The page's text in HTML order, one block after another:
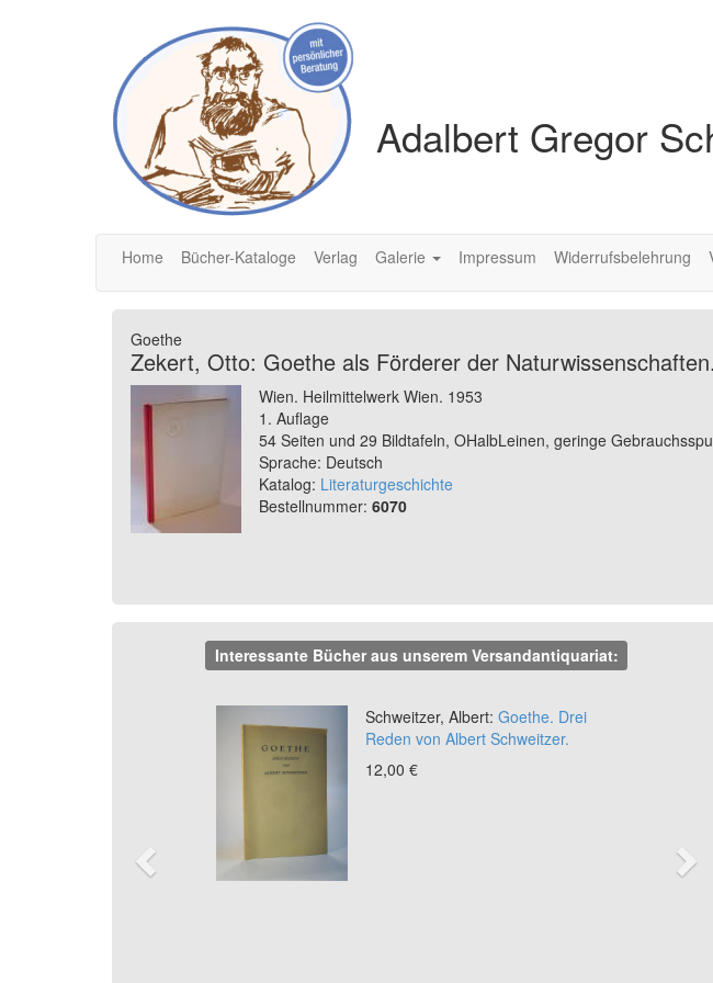
Adalbert Gregor
Home Bücher-Kataloge Verlag Galerie Impressum Widerrufsbelehrung
Goethe
Zekert, Otto: Goethe als Förderer der
Wien. Heilmittelwerk Wien. 1953
1. Auflage
54 Seiten und 29 Bildtafeln, OHalbLeinen, geringe
Sprache: Deutsch
Katalog: Literaturgeschichte
Bestellnummer: 6070
Interessante Bücher aus unserem Versandantiquariat:
Schweitzer, Albert: Goethe. Drei
Reden von Albert Schweitzer.
12,00 €
Previous